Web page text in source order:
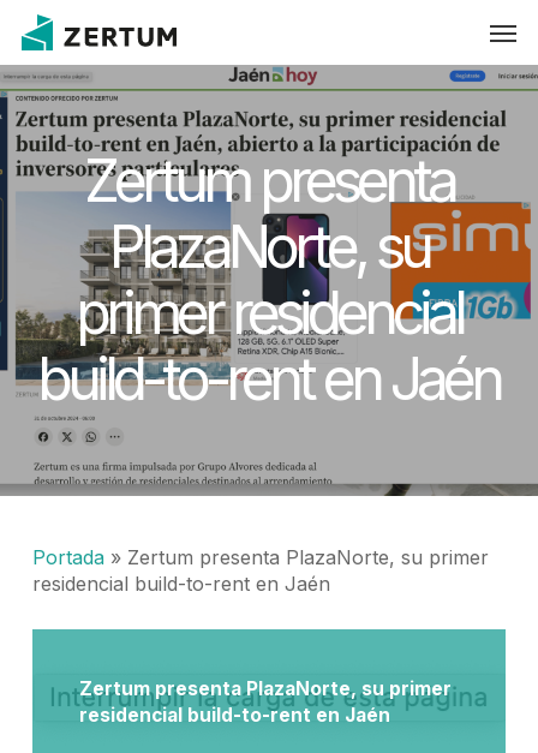
Skip
main
content
Zertum presenta
PlazaNorte, su
primer residencial
build-to-rent en Jaén
Portada» Zertum presenta PlazaNorte, su primer
residencial build-to-rent en Jaén
Zertum presenta PlazaNorte, su primer
residencial build-to-rent en Jaén